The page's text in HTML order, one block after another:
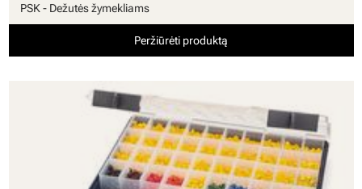
PSK - Dežutės žymekliams
Peržiūrėti produktą